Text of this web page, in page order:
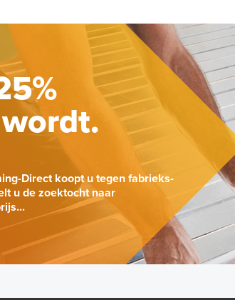
Direct koopt u tegen fabrieks-
u de zoektocht naar